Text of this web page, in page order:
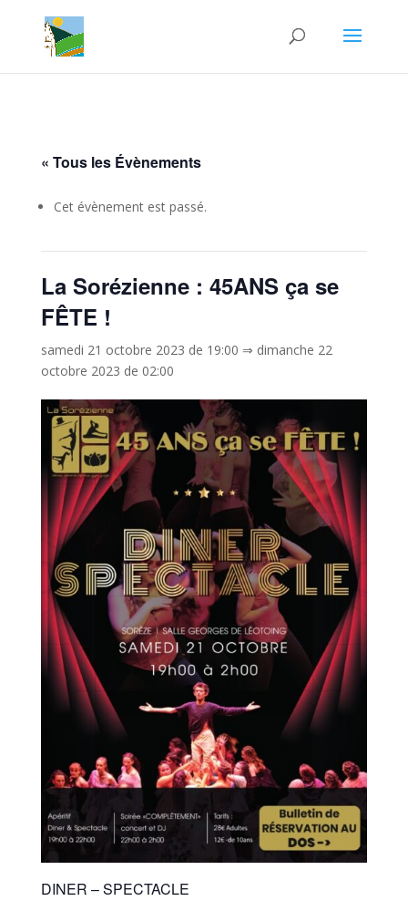
« Tous les Évènements
Cet évènement est passé.
La Sorézienne : 45ANS ça se
FÊTE !
samedi 21 octobre 2023 de 19:00 ⇒ dimanche 22
octobre 2023 de 02:00
DINER – SPECTACLE